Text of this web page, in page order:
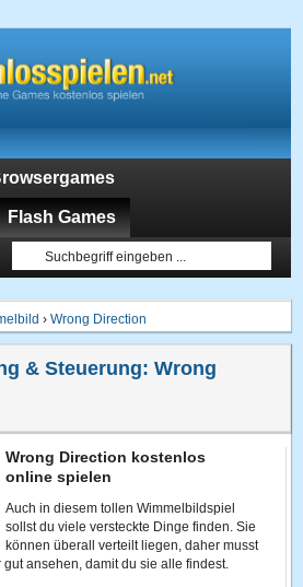
Flash Games
›Wrong Direction
& Steuerung:Wrong
Wrong Direction kostenlos
online spielen
Auch in diesem tollen Wimmelbildspiel
sollst du viele versteckte Dinge finden. Sie
können überall verteilt liegen, daher musst
ansehen, damit du sie alle findest.